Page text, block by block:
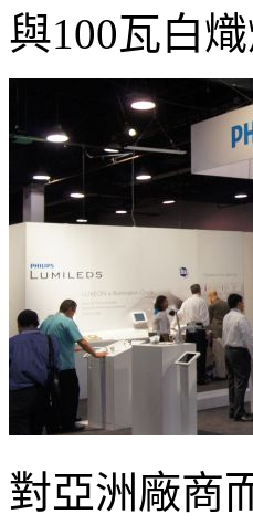
與100瓦白
對亞洲廠商